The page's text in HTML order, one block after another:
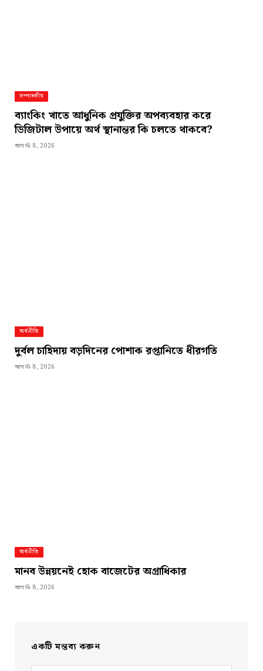
সম্পাদকীয়
ব্যাংকিং খাতে আধুনিক প্রযুক্তির অপব্যবহার করে
ডিজিটাল উপায়ে অর্থ স্থানান্তর কি চলতে থাকবে?
আগস্ট 8, 2026
অর্থনীতি
দুর্বল চাহিদায় বড়দিনের পোশাক রপ্তানিতে ধীরগতি
আগস্ট 8, 2026
অর্থনীতি
মানব উন্নয়নেই হোক বাজেটের অগ্রাধিকার
আগস্ট 8, 2026
একটি মন্তব্য করুন